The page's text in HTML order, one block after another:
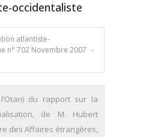
occidentaliste
atlantiste-
n° 702 Novembre 2007 -
du rapport sur la
de M. Hubert
des Affaires étrangères,